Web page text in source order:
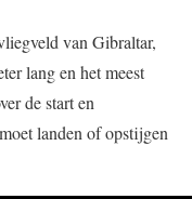
van Gibraltar,
lang en het meest
de start en
landen of opstijgen